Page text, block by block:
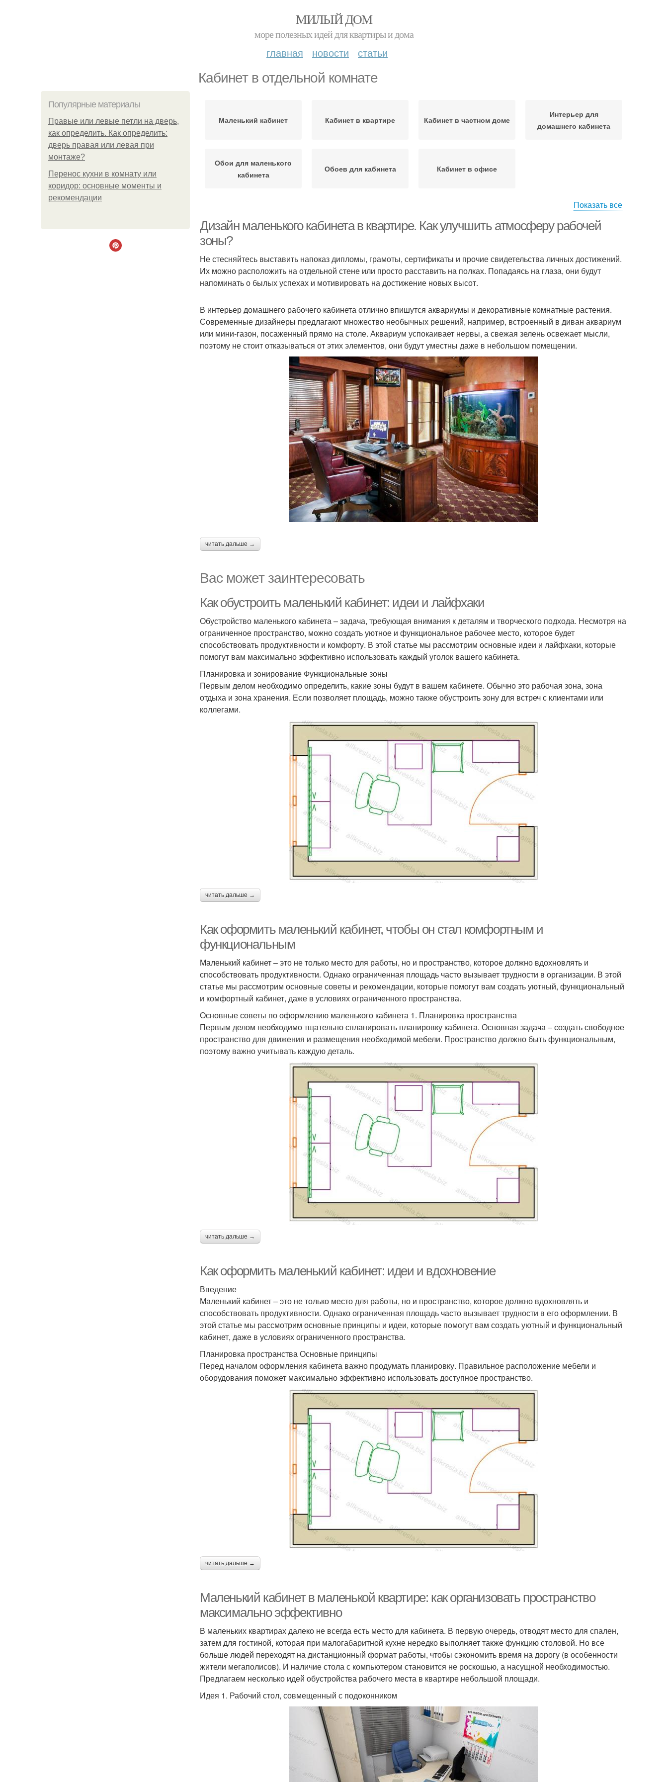
МИЛЫЙ ДОМ
море полезных идей для квартиры и дома
главная новости статьи
Кабинет в отдельной комнате
Популярные материалы
Правые или левые петли на дверь,
как определить. Как определить:
дверь правая или левая при
монтаже?
Перенос кухни в комнату или
коридор: основные моменты и
рекомендации
Маленький кабинет Кабинет в квартире Кабинет в частном доме
Интерьер для
домашнего кабинета
Обои для маленького
кабинета
Обоев для кабинета Кабинет в офисе
Показать все
Дизайн маленького кабинета в квартире. Как улучшить атмосферу рабочей
зоны?
Не стесняйтесь выставить напоказ дипломы, грамоты, сертификаты и прочие свидетельства личных достижений.
Их можно расположить на отдельной стене или просто расставить на полках. Попадаясь на глаза, они будут
напоминать о былых успехах и мотивировать на достижение новых высот.
В интерьер домашнего рабочего кабинета отлично впишутся аквариумы и декоративные комнатные растения.
Современные дизайнеры предлагают множество необычных решений, например, встроенный в диван аквариум
или мини-газон, посаженный прямо на столе. Аквариум успокаивает нервы, а свежая зелень освежает мысли,
поэтому не стоит отказываться от этих элементов, они будут уместны даже в небольшом помещении.
читать дальше →
Вас может заинтересовать
Как обустроить маленький кабинет: идеи и лайфхаки
Обустройство маленького кабинета – задача, требующая внимания к деталям и творческого подхода. Несмотря на
ограниченное пространство, можно создать уютное и функциональное рабочее место, которое будет
способствовать продуктивности и комфорту. В этой статье мы рассмотрим основные идеи и лайфхаки, которые
помогут вам максимально эффективно использовать каждый уголок вашего кабинета.
Планировка и зонирование Функциональные зоны
Первым делом необходимо определить, какие зоны будут в вашем кабинете. Обычно это рабочая зона, зона
отдыха и зона хранения. Если позволяет площадь, можно также обустроить зону для встреч с клиентами или
коллегами.
читать дальше →
Как оформить маленький кабинет, чтобы он стал комфортным и
функциональным
Маленький кабинет – это не только место для работы, но и пространство, которое должно вдохновлять и
способствовать продуктивности. Однако ограниченная площадь часто вызывает трудности в организации. В этой
статье мы рассмотрим основные советы и рекомендации, которые помогут вам создать уютный, функциональный
и комфортный кабинет, даже в условиях ограниченного пространства.
Основные советы по оформлению маленького кабинета 1. Планировка пространства
Первым делом необходимо тщательно спланировать планировку кабинета. Основная задача – создать свободное
пространство для движения и размещения необходимой мебели. Пространство должно быть функциональным,
поэтому важно учитывать каждую деталь.
читать дальше →
Как оформить маленький кабинет: идеи и вдохновение
Введение
Маленький кабинет – это не только место для работы, но и пространство, которое должно вдохновлять и
способствовать продуктивности. Однако ограниченная площадь часто вызывает трудности в его оформлении. В
этой статье мы рассмотрим основные принципы и идеи, которые помогут вам создать уютный и функциональный
кабинет, даже в условиях ограниченного пространства.
Планировка пространства Основные принципы
Перед началом оформления кабинета важно продумать планировку. Правильное расположение мебели и
оборудования поможет максимально эффективно использовать доступное пространство.
читать дальше →
Маленький кабинет в маленькой квартире: как организовать пространство
максимально эффективно
В маленьких квартирах далеко не всегда есть место для кабинета. В первую очередь, отводят место для спален,
затем для гостиной, которая при малогабаритной кухне нередко выполняет также функцию столовой. Но все
больше людей переходят на дистанционный формат работы, чтобы сэкономить время на дорогу (в особенности
жители мегаполисов). И наличие стола с компьютером становится не роскошью, а насущной необходимостью.
Предлагаем несколько идей обустройства рабочего места в квартире небольшой площади.
Идея 1. Рабочий стол, совмещенный с подоконником